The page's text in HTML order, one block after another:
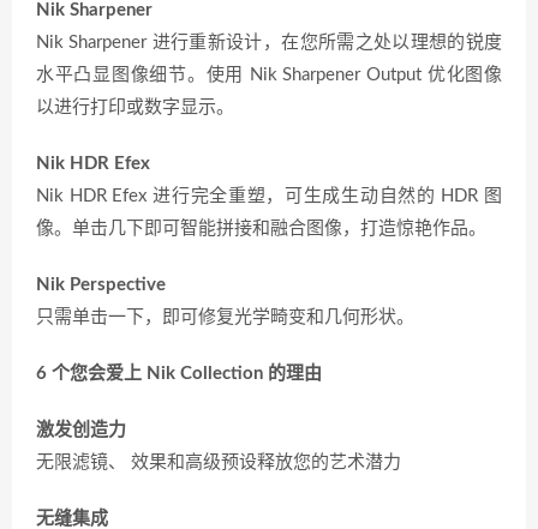
Nik Sharpener
Nik Sharpener 进行重新设计，在您所需之处以理想的锐度
水平凸显图像细节。使用 Nik Sharpener Output 优化图像
以进行打印或数字显示。
Nik HDR Efex
Nik HDR Efex 进行完全重塑，可生成生动自然的 HDR 图
像。单击几下即可智能拼接和融合图像，打造惊艳作品。
Nik Perspective
只需单击一下，即可修复光学畸变和几何形状。
6 个您会爱上 Nik Collection 的理由
激发创造力
无限滤镜、 效果和高级预设释放您的艺术潜力
无缝集成